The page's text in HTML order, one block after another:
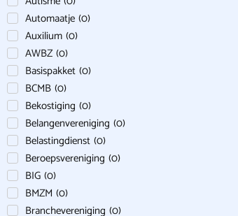
Automaatje (0)
Auxilium (0)
AWBZ (0)
Basispakket (0)
BCMB (0)
Bekostiging (0)
Belangenvereniging (0)
Belastingdienst (0)
Beroepsvereniging (0)
BIG (0)
BMZM (0)
Branchevereniging (0)